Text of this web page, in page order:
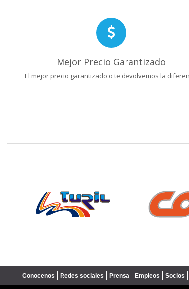
Mejor Precio Garantizado
El mejor precio garantizado o te devolvemos la
Conocenos Redes sociales Prensa Empleos Socios